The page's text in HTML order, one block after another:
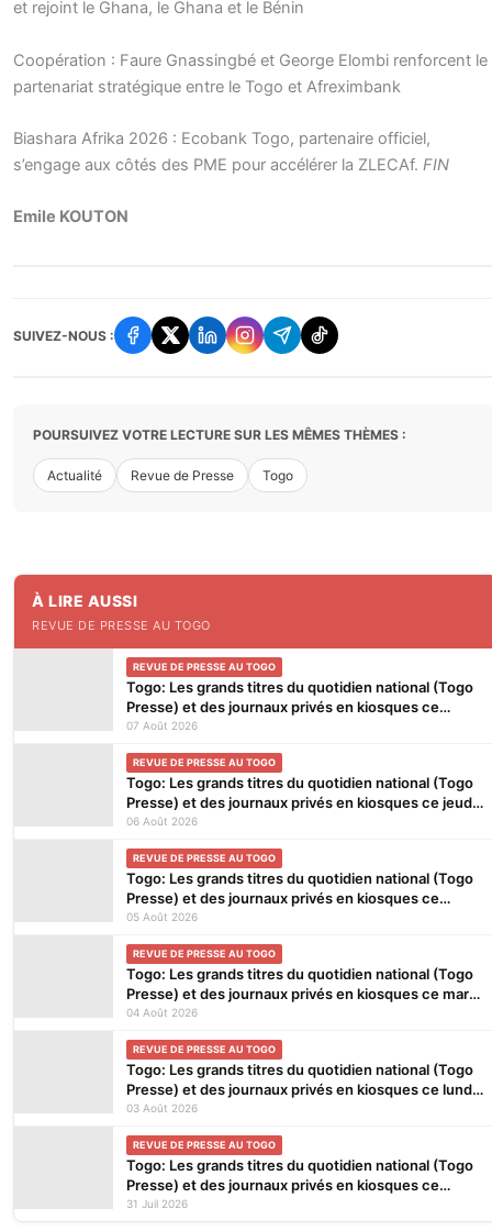
et rejoint le Ghana, le Ghana et le Bénin
Coopération : Faure Gnassingbé et George Elombi renforcent le
partenariat stratégique entre le Togo et Afreximbank
Biashara Afrika 2026 : Ecobank Togo, partenaire officiel,
s’engage aux côtés des PME pour accélérer la ZLECAf. FIN
Emile KOUTON
SUIVEZ-NOUS :
POURSUIVEZ VOTRE LECTURE SUR LES MÊMES THÈMES :
Actualité Revue de Presse Togo
À LIRE AUSSI
REVUE DE PRESSE AU TOGO
REVUE DE PRESSE AU TOGO
Togo: Les grands titres du quotidien national (Togo
Presse) et des journaux privés en kiosques ce
vendredi 7 Août 2026
07 Août 2026
REVUE DE PRESSE AU TOGO
Togo: Les grands titres du quotidien national (Togo
Presse) et des journaux privés en kiosques ce jeudi
6 Août 2026
06 Août 2026
REVUE DE PRESSE AU TOGO
Togo: Les grands titres du quotidien national (Togo
Presse) et des journaux privés en kiosques ce
mercredi 5 Août 2026
05 Août 2026
REVUE DE PRESSE AU TOGO
Togo: Les grands titres du quotidien national (Togo
Presse) et des journaux privés en kiosques ce mardi
4 Août 2026
04 Août 2026
REVUE DE PRESSE AU TOGO
Togo: Les grands titres du quotidien national (Togo
Presse) et des journaux privés en kiosques ce lundi
3 Août 2026
03 Août 2026
REVUE DE PRESSE AU TOGO
Togo: Les grands titres du quotidien national (Togo
Presse) et des journaux privés en kiosques ce
vendredi 31 Juillet 2026
31 Juil 2026